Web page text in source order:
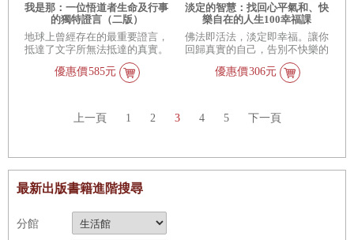
我是那：一位悟道者生命及行事
的獨特證言（二版）
地球上曾經存在的最重要證言，
抵達了文字所無法抵達的真實。
聖經指引人走上尋找上帝的這條
路；《我是那》則引領人超越一
優惠價585元
淡定的智慧：找回心平氣和、快
樂自在的人生100幸福課
佛法即活法，淡定即幸福。讓你
回歸真實的自己，告別不快樂的
優惠價306元
上一頁 1 2 3 4 5 下一頁
最新出版書籍進階搜尋
分館